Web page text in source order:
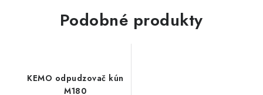
Podobné produkty
KEMO odpudzovač kún
M180